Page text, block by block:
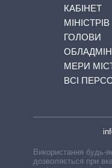
КАБІНЕТ
МІНІСТРІВ
ГОЛОВИ
МЕРИ
ВСІ
Використання будь-
дозволяється при